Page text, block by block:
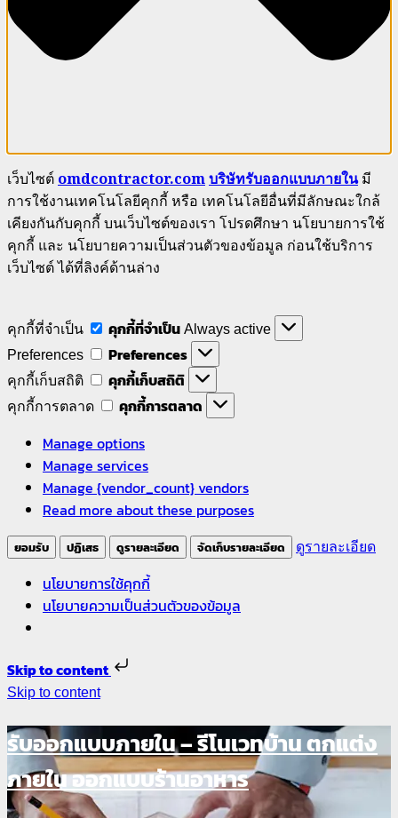
เว็บไซต์ omdcontractor.comบริษัทรับออกแบบภายในมี
การใช้งานเทคโนโลยีคุกกี้ หรือ เทคโนโลยีอื่นที่มีลักษณะใกล้
เคียงกันกับคุกกี้ บนเว็บไซต์ของเรา โปรดศึกษา นโยบายการใช้
คุกกี้ และ นโยบายความเป็นส่วนตัวของข้อมูล ก่อนใช้บริการ
เว็บไซต์ ได้ที่ลิงค์ด้านล่าง
คุกกี้ที่จำเป็น คุกกี้ที่จำเป็น Always active
Preferences
Preferences
คุกกี้เก็บสถิติ คุกกี้เก็บสถิติ
คุกกี้การตลาด
คุกกี้การตลาด
Manage options
Manage services
Manage {vendor_count} vendors
Read more about these purposes
ยอมรับ ปฏิเสธ ดูรายละเอียด จัดเก็บรายละเอียด ดูรายละเอียด
นโยบายการใช้คุกกี้
นโยบายความเป็นส่วนตัวของข้อมูล
Skip to content
Skip to content
รับออกแบบภายใน – รีโนเวทบ้าน ตกแต่ง
ภายใน ออกแบบร้านอาหาร